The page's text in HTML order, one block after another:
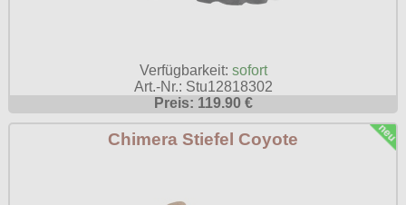
Relco
Restyle
Rockabella
Hot Rod
Punkrock
Rockabilly
Verfügbarkeit: sofort
Art.-Nr.: Stu12818302
Preis: 119.90 €
Chimera Stiefel Coyote